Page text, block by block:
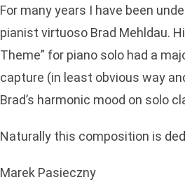
For many years I have been
pianist virtuoso Brad Mehldau.
Theme” for piano solo had a
capture (in least obvious way
Brad’s harmonic mood on solo
Naturally this composition is
Marek Pasieczny